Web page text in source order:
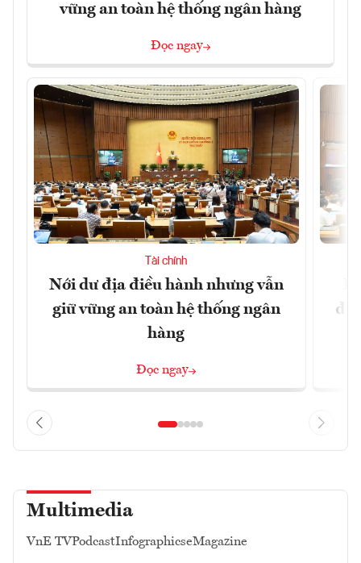
vững an toàn hệ thống ngân hàng
Đọc ngay
Tài chính
Nới dư địa điều hành nhưng vẫn
giữ vững an toàn hệ thống ngân
hàng
Đọc ngay
Multimedia
VnE TVPodcastInfographicseMagazine